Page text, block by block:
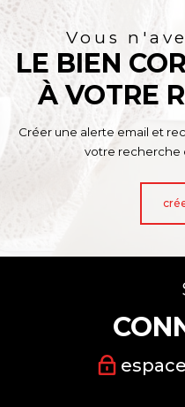
Vous
LE BIEN
À VOTRE
Créer une alerte email et
votre recherche